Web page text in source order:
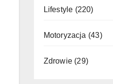
Lifestyle (220)
Motoryzacja (43)
Zdrowie(29)